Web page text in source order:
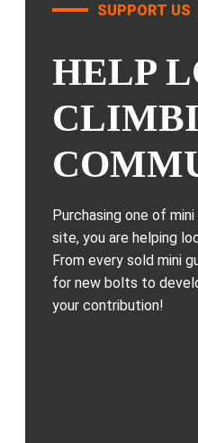
SUPPORT US
HELP
Purchasing one of
site, you are helping
From every sold mini
for new bolts to
your contribution!